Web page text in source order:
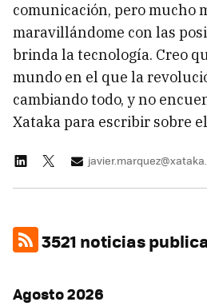
comunicación, pero mucho
maravillándome con las
brinda la tecnología. Creo
mundo en el que la
cambiando todo, y no
Xataka para escribir sobre
3521 noticias
Agosto 2026